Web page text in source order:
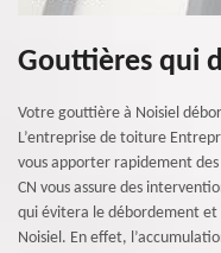
Gouttières qui
Votre gouttière à Noisiel
L’entreprise de toiture
vous apporter rapidement
CN vous assure des
qui évitera le débordement et
Noisiel. En effet,